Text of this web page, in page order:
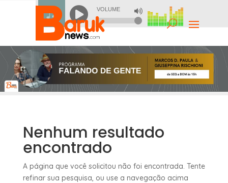
Nenhum resultado
encontrado
A página que você solicitou não foi encontrada. Tente
refinar sua pesquisa, ou use a navegação acima